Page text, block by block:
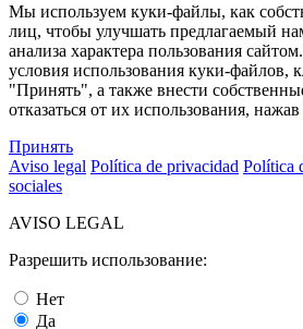
Мы используем куки-файлы, как
лиц, чтобы улучшать предлагаемый
анализа характера пользования
условия использования куки-файлов,
"Принять", а также внести
отказаться от их использования, нажав
Принять
Aviso legal Política de privacidad Política
sociales
AVISO LEGAL
Разрешить использование:
Нет
Да